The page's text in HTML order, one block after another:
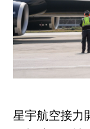
星宇航空接力